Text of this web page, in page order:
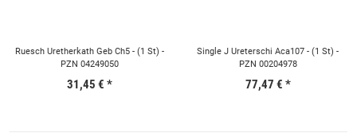
Ruesch Uretherkath Geb Ch5 - (1 St) -
PZN 04249050
31,45 € *
Single J Ureterschi Aca107 - (1 St) -
PZN 00204978
77,47 € *